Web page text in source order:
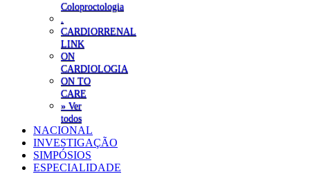
Coloproctologia
CARDIORRENAL
LINK
ON
CARDIOLOGIA
ON TO
CARE
» Ver
todos
NACIONAL
INVESTIGAÇÃO
SIMPÓSIOS
ESPECIALIDADE